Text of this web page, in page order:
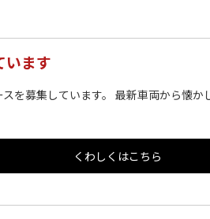
います
を募集しています。 最新車両から懐
くわしくはこちら